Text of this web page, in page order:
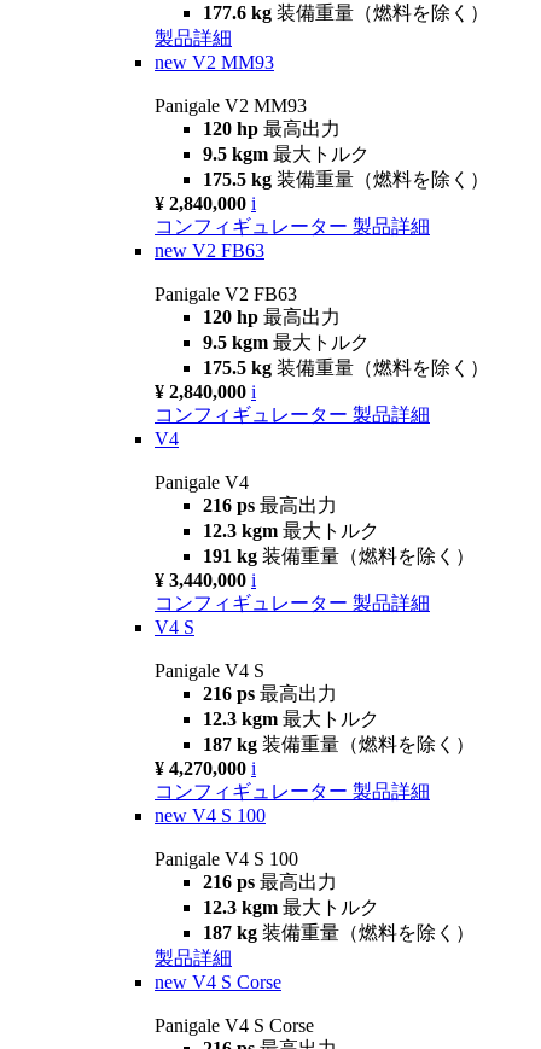
177.6 kg 装備重量（燃料を除く）
製品詳細
new V2 MM93
Panigale V2 MM93
120 hp 最高出力
9.5 kgm 最大トルク
175.5 kg 装備重量（燃料を除く）
¥ 2,840,000 i
コンフィギュレーター 製品詳細
new V2 FB63
Panigale V2 FB63
120 hp 最高出力
9.5 kgm 最大トルク
175.5 kg 装備重量（燃料を除く）
¥ 2,840,000 i
コンフィギュレーター 製品詳細
V4
Panigale V4
216 ps 最高出力
12.3 kgm 最大トルク
191 kg 装備重量（燃料を除く）
¥ 3,440,000 i
コンフィギュレーター 製品詳細
V4 S
Panigale V4 S
216 ps 最高出力
12.3 kgm 最大トルク
187 kg 装備重量（燃料を除く）
¥ 4,270,000 i
コンフィギュレーター 製品詳細
new V4 S 100
Panigale V4 S 100
216 ps 最高出力
12.3 kgm 最大トルク
187 kg 装備重量（燃料を除く）
製品詳細
new V4 S Corse
Panigale V4 S Corse